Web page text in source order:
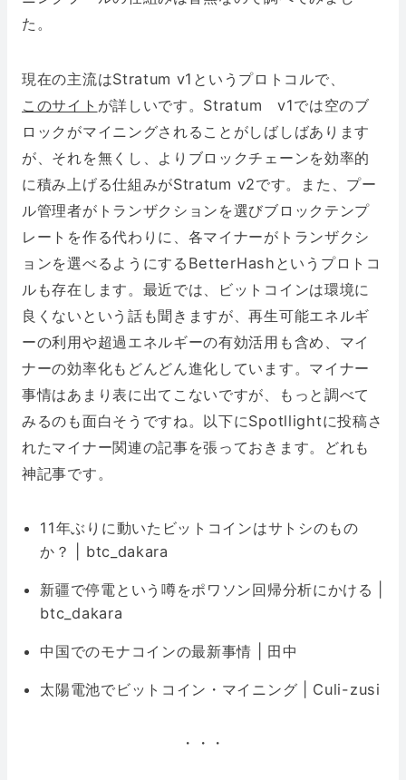
た。
現在の主流はStratum v1というプロトコルで、
このサイト が詳しいです。Stratum v1では空のブ
ロックがマイニングされることがしばしばあります
が、それを無くし、よりブロックチェーンを効率的
に積み上げる仕組みがStratum v2です。また、プー
ル管理者がトランザクションを選びブロックテンプ
レートを作る代わりに、各マイナーがトランザクシ
ョンを選べるようにするBetterHashというプロトコ
ルも存在します。最近では、ビットコインは環境に
良くないという話も聞きますが、再生可能エネルギ
ーの利用や超過エネルギーの有効活用も含め、マイ
ナーの効率化もどんどん進化しています。マイナー
事情はあまり表に出てこないですが、もっと調べて
みるのも面白そうですね。以下にSpotllightに投稿さ
れたマイナー関連の記事を張っておきます。どれも
神記事です。
11年ぶりに動いたビットコインはサトシのもの
か？ | btc_dakara
新疆で停電という噂をポワソン回帰分析にかける |
btc_dakara
中国でのモナコインの最新事情 | 田中
太陽電池でビットコイン・マイニング | Culi-zusi
・・・